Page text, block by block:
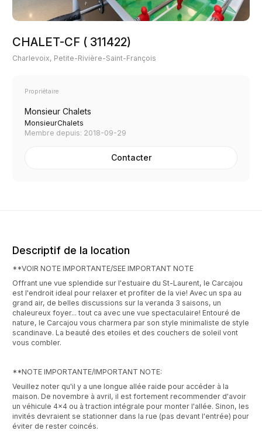
CHALET-CF ( 311422)
Charlevoix, Petite-Rivière-Saint-François
Propriétaire
Monsieur Chalets
MonsieurChalets
Membre depuis: 2018-09-29
Contacter
Descriptif de la location
**VOIR NOTE IMPORTANTE/SEE IMPORTANT NOTE
Offrant une vue splendide sur l'estuaire du St-Laurent, le Carcajou
est l'endroit ideal pour relaxer et profiter de la vie! Avec un spa au
grand air, de belles discussions sur la veranda 3 saisons, un
chaleureux foyer... tout ca avec une vue spectaculaire! Entouré de
nature, le Carcajou vous charmera par son style minimaliste de style
scandinave. La beauté des etoiles et des couchers de soleil vont
vous combler.
**NOTE IMPORTANTE/IMPORTANT NOTE:
Veuillez noter qu'il y a une longue allée raide pour accéder à la
maison. De novembre à avril, il est fortement recommender d'avoir
un véhicule 4x4 ou à traction intégrale pour monter l'allée. Sinon, les
invités devraient se stationner dans la rue (pas devant l'entrée) pour
éviter de rester coincés.